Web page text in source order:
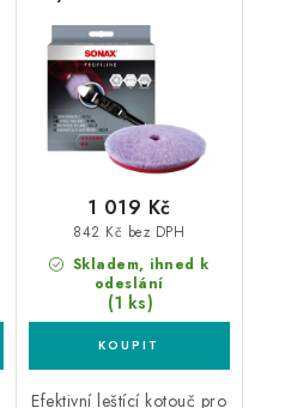
leštící kotouč
Skladem, ihned k
odeslání
(1 ks)
842 Kč bez DPH
1 019 Kč
Efektivní leštící kotouč pro